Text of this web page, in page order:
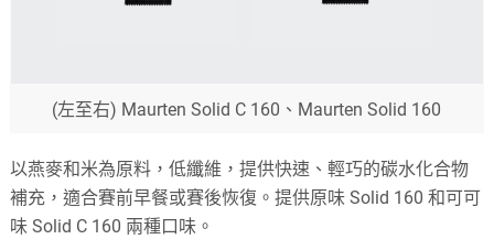
(左至右) Maurten Solid C 160、Maurten Solid 160
以燕麥和米為原料，低纖維，提供快速、輕巧的碳水化合物
補充，適合賽前早餐或賽後恢復。提供原味 Solid 160 和可可
味 Solid C 160 兩種口味。